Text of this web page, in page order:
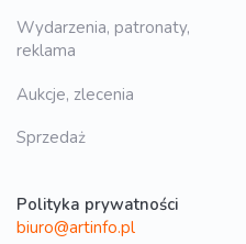
Wydarzenia, patronaty,
reklama
Aukcje, zlecenia
Sprzedaż
Polityka prywatności
biuro@artinfo.pl